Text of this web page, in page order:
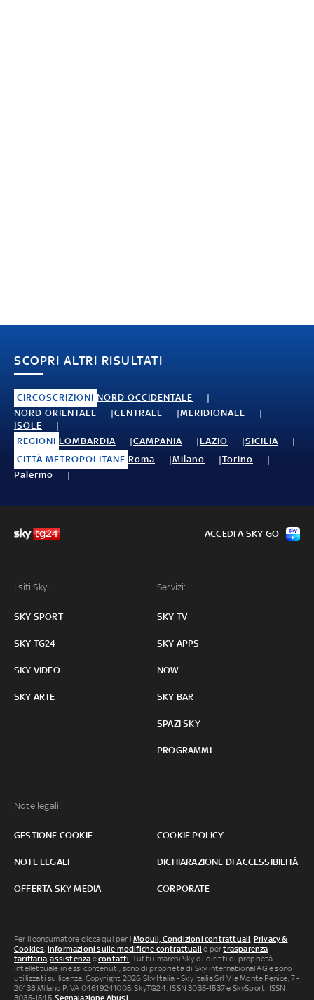
SCOPRI ALTRI RISULTATI
CIRCOSCRIZIONI NORD OCCIDENTALE
NORD ORIENTALE
CENTRALE
MERIDIONALE
ISOLE
REGIONI LOMBARDIA CAMPANIA LAZIO
SICILIA
CITTÀ METROPOLITANE Roma Milano
Torino
Palermo
I siti Sky:
SKY SPORT
SKY TG24
SKY VIDEO
SKY ARTE
Servizi:
SKY TV
SKY APPS
NOW
SKY BAR
SPAZI SKY
PROGRAMMI
Note legali:
GESTIONE COOKIE COOKIE POLICY
NOTE LEGALI DICHIARAZIONE DI ACCESSIBILITÀ
OFFERTA SKY MEDIA CORPORATE
ACCEDI A SKY GO
Per il consumatore clicca qui per iModuli, Condizioni contrattuali, Privacy &
Cookies, informazioni sulle modifiche contrattuali o pertrasparenza
tariffaria,assistenza econtatti. Tutti i marchi Sky e i diritti di proprietà
intellettuale in essi contenuti, sono di proprietà di Sky international AG e sono
utilizzati su licenza. Copyright 2026 Sky Italia - Sky Italia Srl Via Monte Penice, 7 -
20138 Milano P.IVA 04619241005. SkyTG24: ISSN 3035-1537 e SkySport: ISSN
3035-1545.Segnalazione Abusi